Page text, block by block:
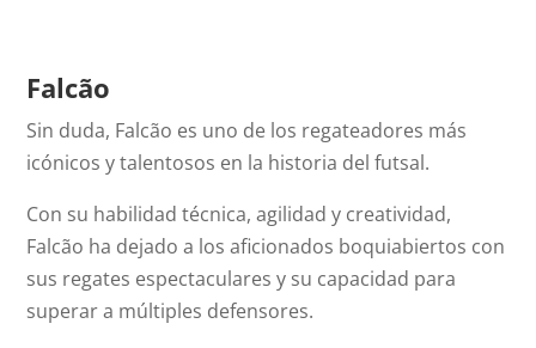
Falcão
Sin duda, Falcão es uno de los regateadores más
icónicos y talentosos en la historia del futsal.
Con su habilidad técnica, agilidad y creatividad,
Falcão ha dejado a los aficionados boquiabiertos con
sus regates espectaculares y su capacidad para
superar a múltiples defensores.